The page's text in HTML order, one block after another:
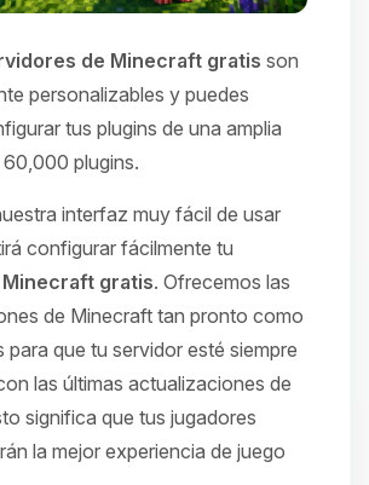
de Minecraft gratis son
personalizables y puedes
tus plugins de una amplia
plugins.
interfaz muy fácil de usar
configurar fácilmente tu
gratis. Ofrecemos las
de Minecraft tan pronto como
para que tu servidor esté siempre
las últimas actualizaciones de
significa que tus jugadores
la mejor experiencia de juego